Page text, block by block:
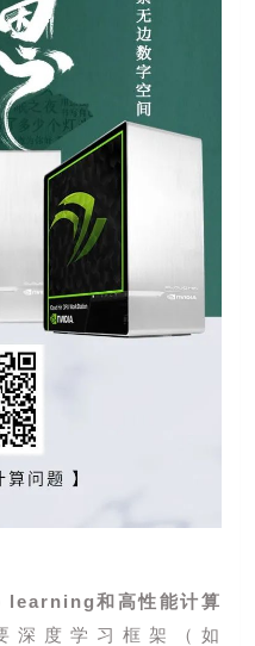
和高性能计算
深度学习框架（如